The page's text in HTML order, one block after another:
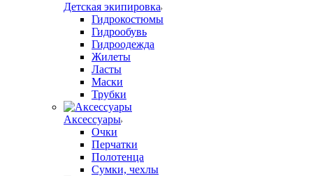
Детская экипировка
Гидрокостюмы
Гидрообувь
Гидроодежда
Жилеты
Ласты
Маски
Трубки
Аксессуары
Очки
Перчатки
Полотенца
Сумки, чехлы